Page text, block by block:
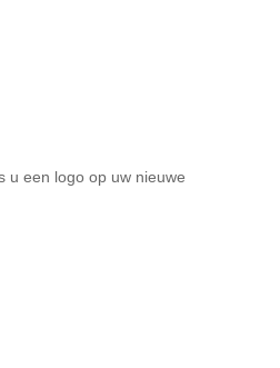
u een logo op uw nieuwe